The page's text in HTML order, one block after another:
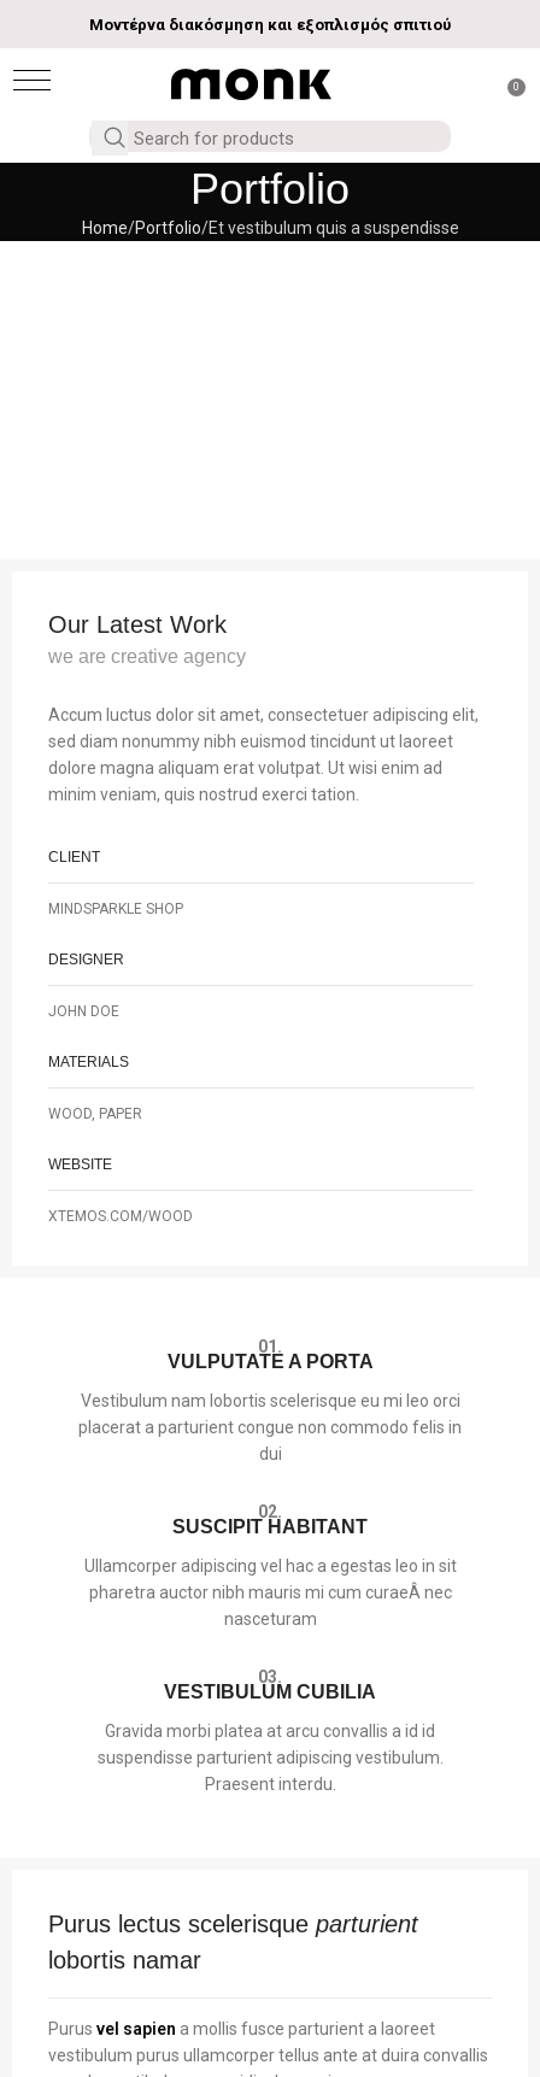
Μοντέρνα διακόσμηση και εξοπλισμός σπιτιού
0
Portfolio
Home Portfolio Et vestibulum quis a suspendisse
Our Latest Work
we are creative agency
Accum luctus dolor sit amet, consectetuer adipiscing elit,
sed diam nonummy nibh euismod tincidunt ut laoreet
dolore magna aliquam erat volutpat. Ut wisi enim ad
minim veniam, quis nostrud exerci tation.
CLIENT
MINDSPARKLE SHOP
DESIGNER
JOHN DOE
MATERIALS
WOOD, PAPER
WEBSITE
XTEMOS.COM/WOOD
01.
VULPUTATE A PORTA
Vestibulum nam lobortis scelerisque eu mi leo orci
placerat a parturient congue non commodo felis in
dui
02.
SUSCIPIT HABITANT
Ullamcorper adipiscing vel hac a egestas leo in sit
pharetra auctor nibh mauris mi cum curaeÂ nec
nasceturam
03.
VESTIBULUM CUBILIA
Gravida morbi platea at arcu convallis a id id
suspendisse parturient adipiscing vestibulum.
Praesent interdu.
Purus lectus scelerisque parturient
lobortis namar
Purus vel sapien a mollis fusce parturient a laoreet
vestibulum purus ullamcorper tellus ante at duira convallis